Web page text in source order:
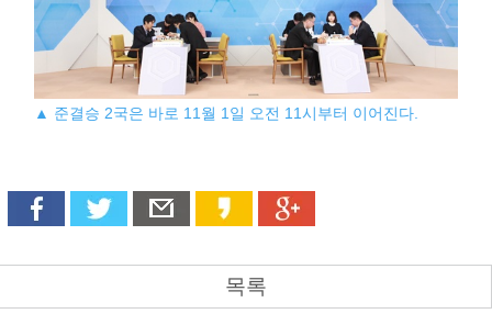
▲ 준결승 2국은 바로 11월 1일 오전 11시부터 이어진다.
목록